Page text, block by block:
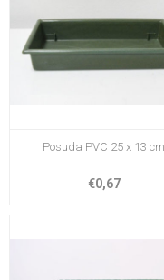
Posuda PVC 25 x 13 cm
€0,67